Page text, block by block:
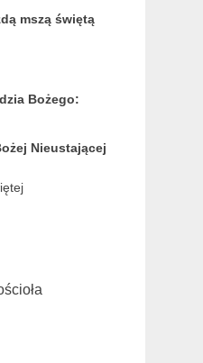
mszą świętą
Bożego:
Nieustającej